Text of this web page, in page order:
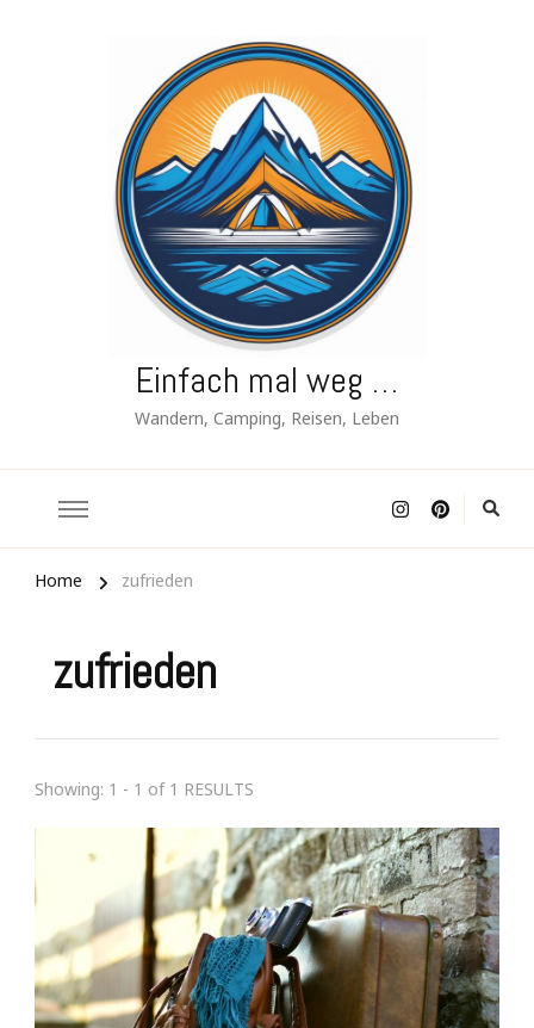
Einfach mal weg …
Wandern, Camping, Reisen, Leben
Home zufrieden
zufrieden
Showing: 1 - 1 of 1 RESULTS